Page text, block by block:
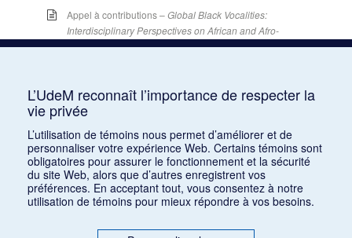
Appel à contributions –Global Black Vocalities:
Interdisciplinary Perspectives on African and Afro-
descendant Expressive Cultures– 15 décembre
Appel de conférences – « Expressions sonores de
la violence et transformations technologiques
dans le cinéma européen, des années 1970 à la
transition numérique » – 30 septembre 2026
15 juin 2026
Appel de conférences – « Les rencontres de
musicologie médiévalle » – 30 juin 2026
L’UdeM reconnaît l’importance de respecter la
vie privée
L’utilisation de témoins nous permet d’améliorer et de
personnaliser votre expérience Web. Certains témoins sont
obligatoires pour assurer le fonctionnement et la sécurité
du site Web, alors que d’autres enregistrent vos
préférences. En acceptant tout, vous consentez à notre
utilisation de témoins pour mieux répondre à vos besoins.